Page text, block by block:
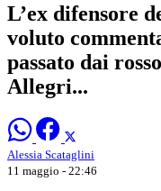
L’ex difensore
voluto
passato dai
Allegri...
Alessia Scataglini
11 maggio - 22:46